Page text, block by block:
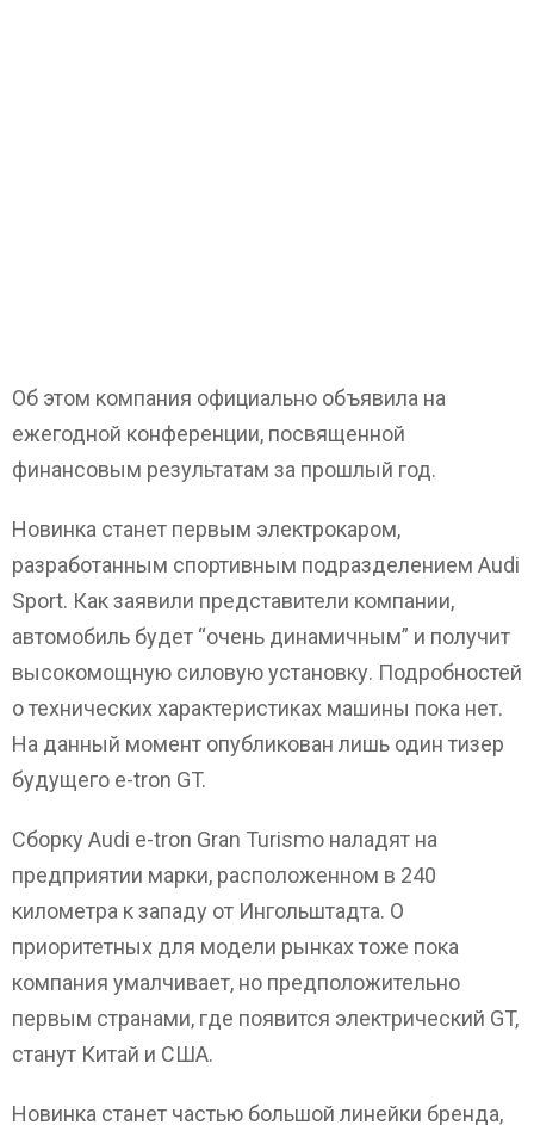
Об этом компания официально объявила на
ежегодной конференции, посвященной
финансовым результатам за прошлый год.
Новинка станет первым электрокаром,
разработанным спортивным подразделением Audi
Sport. Как заявили представители компании,
автомобиль будет “очень динамичным” и получит
высокомощную силовую установку. Подробностей
о технических характеристиках машины пока нет.
На данный момент опубликован лишь один тизер
будущего e-tron GT.
Сборку Audi e-tron Gran Turismo наладят на
предприятии марки, расположенном в 240
километра к западу от Ингольштадта. О
приоритетных для модели рынках тоже пока
компания умалчивает, но предположительно
первым странами, где появится электрический GT,
станут Китай и США.
Новинка станет частью большой линейки бренда,